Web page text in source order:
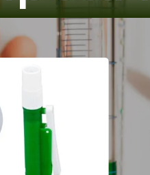
“propipeta lapiz